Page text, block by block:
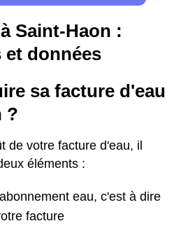
Saint-Haon :
données
sa facture d'eau
?
de votre facture d'eau, il
éléments :
eau, c'est à dire
facture